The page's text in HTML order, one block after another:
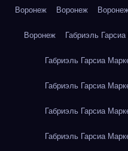
Воронеж Воронеж
Воронеж Габриэль
Габриэль Гарсиа
Габриэль Гарсиа
Габриэль Гарсиа
Габриэль Гарсиа